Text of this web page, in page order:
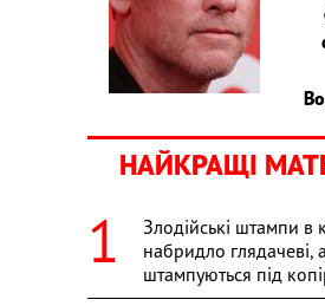
НАЙКРАЩІ
Злодійські штампи в
набридло глядачеві,
штампуються під